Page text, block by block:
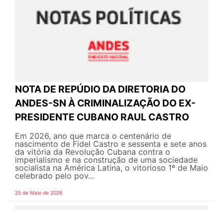
NOTA DE REPÚDIO DA DIRETORIA DO
ANDES-SN À CRIMINALIZAÇÃO DO EX-
PRESIDENTE CUBANO RAUL CASTRO
Em 2026, ano que marca o centenário de
nascimento de Fidel Castro e sessenta e sete anos
da vitória da Revolução Cubana contra o
imperialismo e na construção de uma sociedade
socialista na América Latina, o vitorioso 1º de Maio
celebrado pelo pov...
25 de Maio de 2026